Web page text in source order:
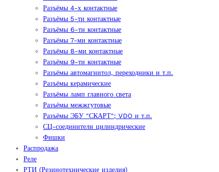
Разъёмы 4-х контактные
Разъёмы 5-ти контактные
Разъёмы 6-ти контактные
Разъёмы 7-ми контактные
Разъёмы 8-ми контактные
Разъёмы 9-ти контактные
Разъёмы автомагнитол, переходники и т.п.
Разъёмы керамические
Разъёмы ламп главного света
Разъёмы межжгутовые
Разъёмы ЭБУ "СКАРТ"; VDO и т.п.
СЦ-соединители цилиндрические
Фишки
Распродажа
Реле
РТИ (Резинотехнические изделия)